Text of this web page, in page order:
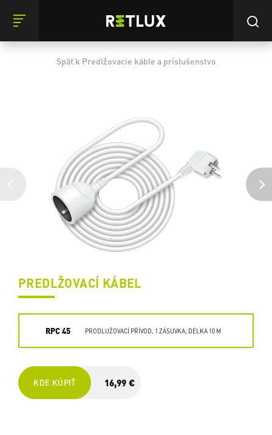
Späť k Predlžovacie káble a príslušenstvo
PREDLŽOVACÍ KÁBEL
RPC 45 PRODLUŽOVACÍ PŘÍVOD, 1 ZÁSUVKA, DÉLKA 10 M
KDE KÚPIŤ 16,99 €